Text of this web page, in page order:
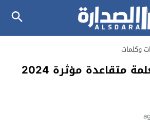
وكلمات
متقاعدة مؤثرة 2024